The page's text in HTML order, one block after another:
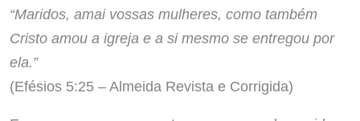
“Maridos, amai vossas mulheres, como também
Cristo amou a igreja e a si mesmo se entregou por
ela.”
(Efésios 5:25 – Almeida Revista e Corrigida)